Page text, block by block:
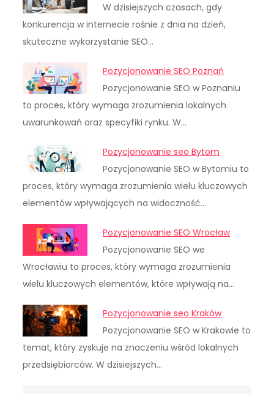
W dzisiejszych czasach, gdy
konkurencja w internecie rośnie z dnia na dzień,
skuteczne wykorzystanie SEO…
Pozycjonowanie SEO Poznań
Pozycjonowanie SEO w Poznaniu
to proces, który wymaga zrozumienia lokalnych
uwarunkowań oraz specyfiki rynku. W…
Pozycjonowanie seo Bytom
Pozycjonowanie SEO w Bytomiu to
proces, który wymaga zrozumienia wielu kluczowych
elementów wpływających na widoczność…
Pozycjonowanie SEO Wrocław
Pozycjonowanie SEO we
Wrocławiu to proces, który wymaga zrozumienia
wielu kluczowych elementów, które wpływają na…
Pozycjonowanie seo Kraków
Pozycjonowanie SEO w Krakowie to
temat, który zyskuje na znaczeniu wśród lokalnych
przedsiębiorców. W dzisiejszych…